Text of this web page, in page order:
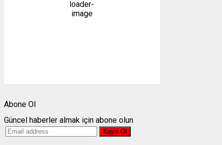
23 %
1005 mb
Abone Ol
Güncel haberler almak için abone olun